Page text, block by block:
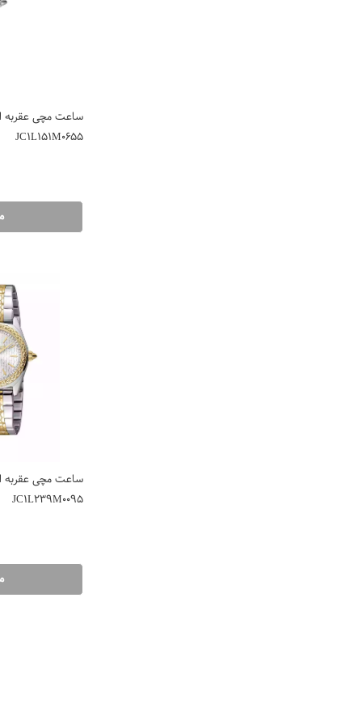
ساعت مچی عقربه
JC1L151M0655
ساعت مچی عقربه
JC1L239M0095